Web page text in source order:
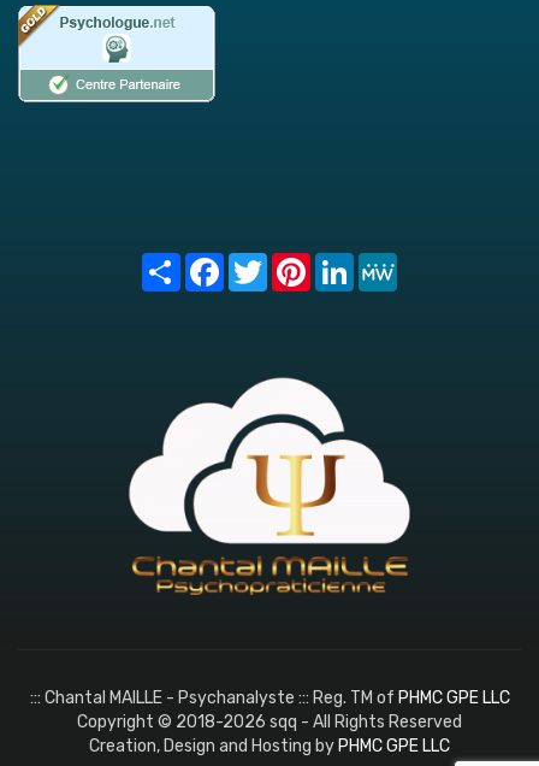
Share FacebookTwitterPinterest
LinkedIn
::: Chantal MAILLE - Psychanalyste ::: Reg. TM of PHMC GPE LLC
Copyright © 2018-2026 sqq - All Rights Reserved
Creation, Design and Hosting by PHMC GPE LLC